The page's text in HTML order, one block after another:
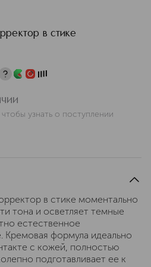
в стике
узнать о поступлении
в стике моментально
тона и осветляет темные
естественное
Кремовая формула идеально
с кожей, полностью
подготавливает ее к